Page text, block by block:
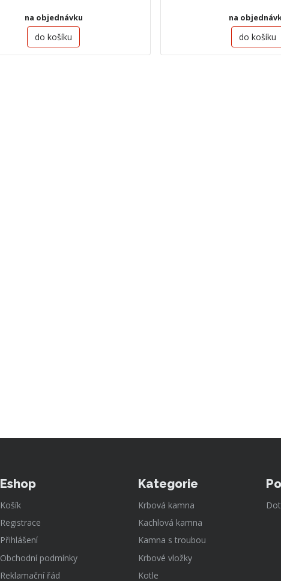
na objednávku
do košíku
na
do košíku
Eshop
Košík
Registrace
Přihlášení
Obchodní podmínky
Reklamační řád
Kategorie
Krbová kamna
Kachlová kamna
Kamna s troubou
Krbové vložky
Kotle